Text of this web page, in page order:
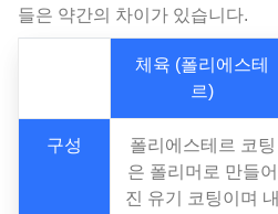
들은 약간의 차이가 있습니다.
체육 (폴리에스테
르)
구성
폴리에스테르 코팅
은 폴리머로 만들어
진 유기 코팅이며 내